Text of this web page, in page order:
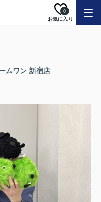
お気に入り
0
ムワン 新宿店